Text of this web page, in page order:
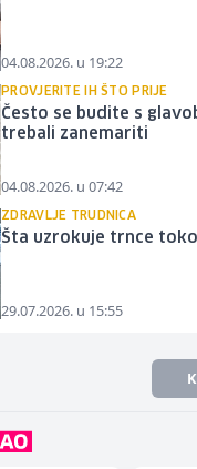
04.08.2026. u 19:22
PROVJERITE IH ŠTO PRIJE
Često se budite s
trebali zanemariti
04.08.2026. u 07:42
ZDRAVLJE TRUDNICA
Šta uzrokuje trnce
29.07.2026. u 15:55